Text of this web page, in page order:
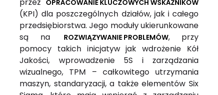
przez OPRACOWANIE KLUCZOWYCH WSKAŹNIKÓW
(KPI) dla poszczególnych działów, jak i całego
przedsiębiorstwa. Jego moduły ukierunkowane
są na
ROZWIĄZYWANIE PROBLEMÓW, przy
pomocy takich inicjatyw jak wdrożenie Kół
Jakości, wprowadzenie 5S i zarządzania
wizualnego, TPM – całkowitego utrzymania
maszyn, standaryzacji, a także elementów Six